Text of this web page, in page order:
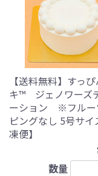
【送料無料】すっ
キ™ ジェノワーズ
ーション ※フルー
ピングなし 5号サイ
凍便】
数量